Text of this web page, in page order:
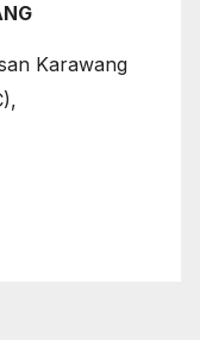
Karawang